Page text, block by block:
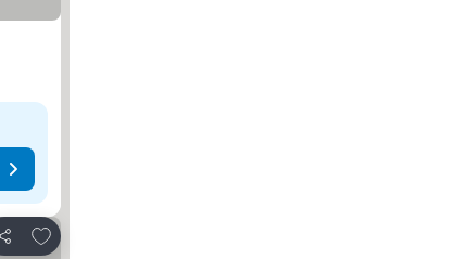
Teilen
Zu Favoriten hinzufügen